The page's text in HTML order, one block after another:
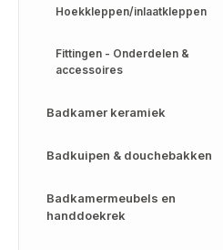
Hoekkleppen/inlaatkleppen
Fittingen - Onderdelen &
accessoires
Badkamer keramiek
Badkuipen & douchebakken
Badkamermeubels en
handdoekrek